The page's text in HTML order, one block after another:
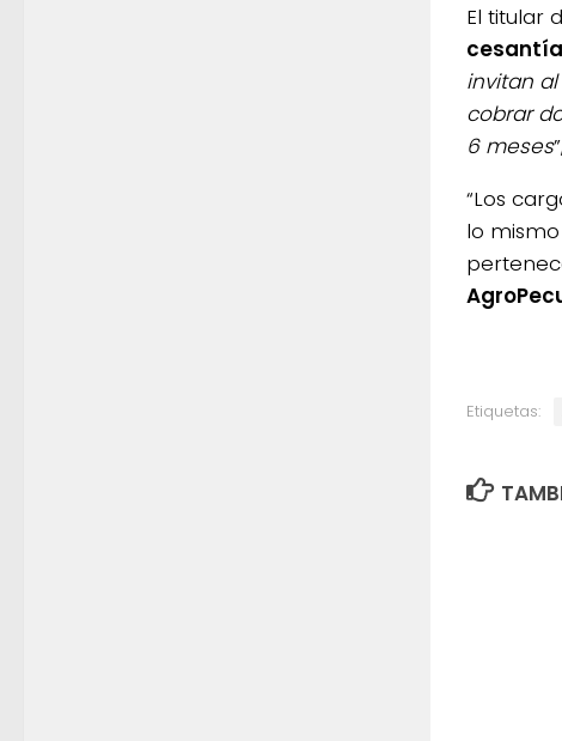
El titular
cesantía
invitan
cobrar
6 meses
“Los
lo
Etiquetas: